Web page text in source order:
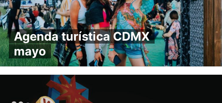
Agenda turística CDMX
mayo